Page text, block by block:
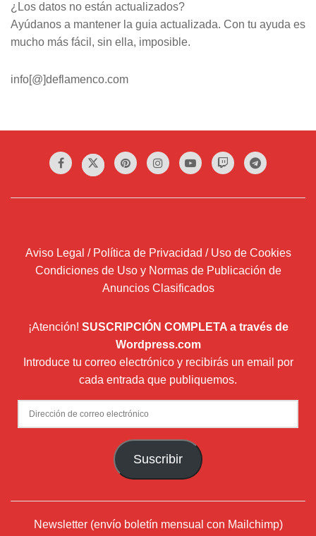
¿Los datos no están actualizados?
Ayúdanos a mantener la guia actualizada. Con tu ayuda es
mucho más fácil, sin ella, imposible.
info[@]deflamenco.com
Aviso Legal / Política de Privacidad / Uso de Cookies
Condiciones de Uso y Normas de Publicación de
Anuncios Clasificados
¡Atención! SUSCRIPCIÓN COMPLETA a través de
Wordpress.com
Introduce tu correo electrónico y recibirás un email por
cada entrada que publiquemos.
Dirección
de
Suscribir
Newsletter (envío boletín mensual con Mailchimp)